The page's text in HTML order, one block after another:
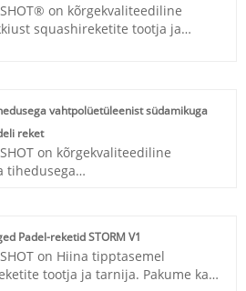
SHOT® on kõrgekvaliteediline
squashireketite tootja ja
süsinikuga, mis parandab
ja vastupidavust.
vahtpolüetüleenist südamikuga
reket
SHOT on kõrgekvaliteediline
tihedusega
keskendume süsinikpadell-
süsinik-squashi-reketite, süsiniku
jne disainile ja tootmisele.
Padel-reketid STORM V1
SHOT on Hiina tipptasemel
tootja ja tarnija. Pakume ka